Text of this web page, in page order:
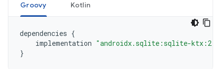
Groovy Kotlin
dependencies {
implementation "androidx.sqlite:sqlite-
}